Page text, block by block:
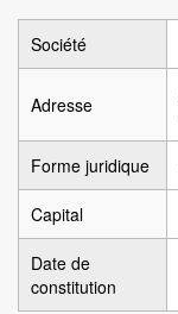
Société
Adresse
Forme juridique
Capital
Date de
constitution